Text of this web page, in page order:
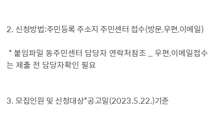
2. 신청방법:주민등록 주소지 주민센터 접수(방문,우편,이메일)
* 붙임파일 동주민센터 담당자 연락처참조 _ 우편,이메일접수
는 제출 전 담당자확인 필요
3.모집인원 및 신청대상*공고일(2023.5.22.)기준